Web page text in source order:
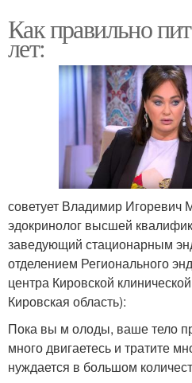
Как правильно
лет:
советует Владимир Игоревич
эдокринолог высшей
заведующий стационарным
отделением Регионального
центра Кировской
Кировская область):
Пока вы м олоды, ваше тело
много двигаетесь и тратите
нуждается в большом